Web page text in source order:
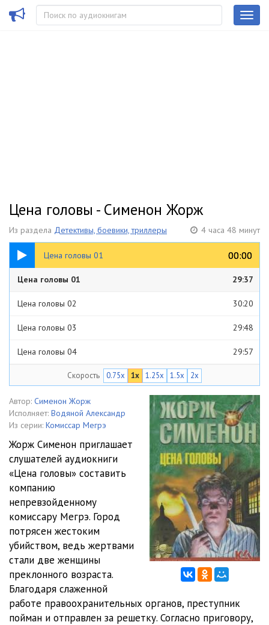
Цена головы - Сименон Жорж
Из раздела Детективы, боевики, триллеры 4 часа 48 минут
Цена головы 01 00:00
00:00
29:37
Цена головы 01 29:37
Цена головы 02 30:20
Цена головы 03 29:48
Цена головы 04 29:57
Цена головы 05
Цена головы 06 29:19
Цена головы 07 30:08
Цена головы 08 29:38
Цена головы 09 30:06
Цена головы 10 18:29
Скорость 0.75x 1x 1.25x 1.5x 2x
Автор: Сименон Жорж
Исполняет: Водяной Александр
Из серии: Комиссар Мегрэ
Жорж Сименон приглашает
слушателей аудиокниги
«Цена головы» составить
компанию
непревзойденному
комиссару Мегрэ. Город
потрясен жестоким
убийством, ведь жертвами
стали две женщины
преклонного возраста.
Благодаря слаженной
работе правоохранительных органов, преступник
пойман и отправлен за решетку. Согласно приговору,